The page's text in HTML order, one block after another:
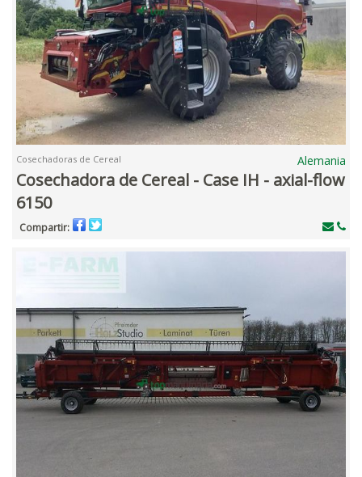
Cosechadoras de Cereal Alemania
Cosechadora de Cereal - Case IH - axial-flow
6150
Compartir: